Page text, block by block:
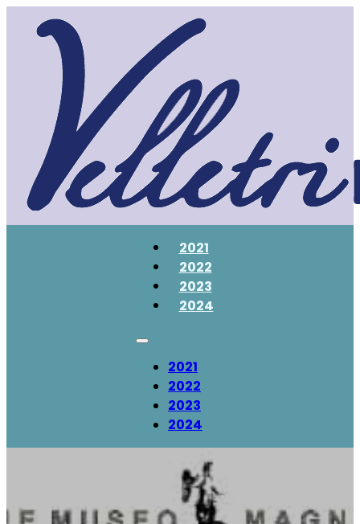
2021
2022
2023
2024
2021
2022
2023
2024